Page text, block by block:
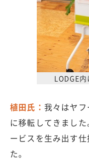
LODGE
植田氏： 我々はヤ
に移転してきまし
ービスを生み出す
た。